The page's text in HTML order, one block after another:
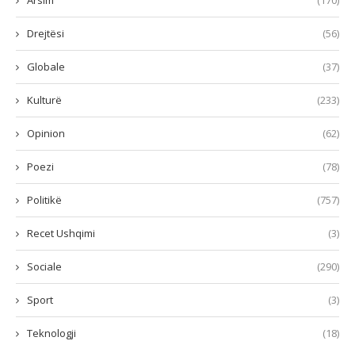
Drejtësi (56)
Globale (37)
Kulturë (233)
Opinion (62)
Poezi (78)
Politikë (757)
Recet Ushqimi (3)
Sociale (290)
Sport (3)
Teknologji (18)